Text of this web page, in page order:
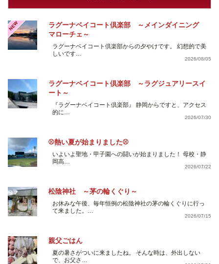
NEW
ラグーナベイコート倶楽部 ～メインダイニング
マローチェ～
ラグーナベイコート倶楽部からの夕やけです。 幻想的で美
しいです…
2026/08/05
ラグーナベイコート倶楽部 ～ラグジュアリースイ
ート～
『ラグーナベイコート倶楽部』 静岡からですと、アクセス
的に…
2026/07/30
⚾熱い夏が始まりました⚾
いよいよ聖地・甲子園への闘いが始まりました！ 母校・静
岡高…
2026/07/22
松陰神社 ～茅の輪くぐり～
お休みな午後、毎年恒例の松陰神社の茅の輪くぐりに行っ
て来ました。…
2026/07/15
親父ごはん
夏の暑さがついに来ましたね。 そんな時は、外出しない
で、お父さ…